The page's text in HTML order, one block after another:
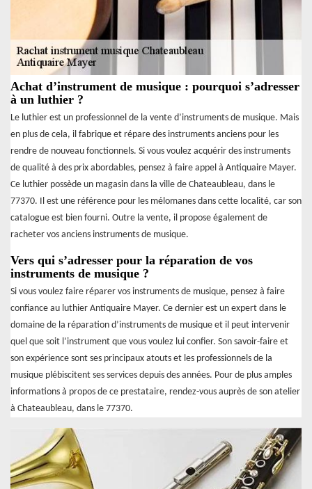
Achat d’instrument de musique : pourquoi s’adresser
à un luthier ?
Le luthier est un professionnel de la vente d’instruments de musique. Mais
en plus de cela, il fabrique et répare des instruments anciens pour les
rendre de nouveau fonctionnels. Si vous voulez acquérir des instruments
de qualité à des prix abordables, pensez à faire appel à Antiquaire Mayer.
Ce luthier possède un magasin dans la ville de Chateaubleau, dans le
77370. Il est une référence pour les mélomanes dans cette localité, car son
catalogue est bien fourni. Outre la vente, il propose également de
racheter vos anciens instruments de musique.
Vers qui s’adresser pour la réparation de vos
instruments de musique ?
Si vous voulez faire réparer vos instruments de musique, pensez à faire
confiance au luthier Antiquaire Mayer. Ce dernier est un expert dans le
domaine de la réparation d’instruments de musique et il peut intervenir
quel que soit l’instrument que vous voulez lui confier. Son savoir-faire et
son expérience sont ses principaux atouts et les professionnels de la
musique plébiscitent ses services depuis des années. Pour de plus amples
informations à propos de ce prestataire, rendez-vous auprès de son atelier
à Chateaubleau, dans le 77370.